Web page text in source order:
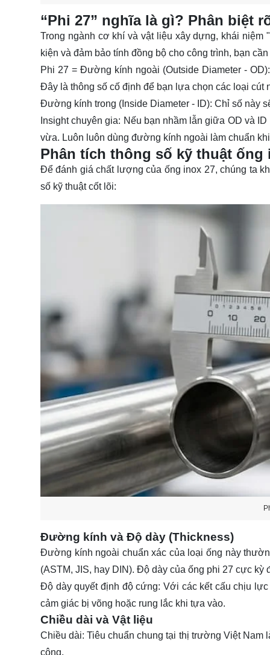
“Phi 27” nghĩa là gì? Phân biệt
Trong ngành cơ khí và vật liệu xây dựng, khái niệm
kiện và đảm bảo tính đồng bộ cho công trình, bạn
Phi 27 = Đường kính ngoài (Outside Diameter - OD):
Đây là thông số cố định để bạn lựa chọn các loại cút
Đường kính trong (Inside Diameter - ID): Chỉ số này
Insight chuyên gia: Nếu bạn nhầm lẫn giữa OD và
vừa. Luôn luôn dùng đường kính ngoài làm chuẩn
Phân tích thông số kỹ thuật ống
Để đánh giá chất lượng của ống inox 27, chúng ta
số kỹ thuật cốt lõi:
Đường kính và Độ dày (Thickness)
Đường kính ngoài chuẩn xác của loại ống này
(ASTM, JIS, hay DIN). Độ dày của ống phi 27 cực kỳ
Độ dày quyết định độ cứng: Với các kết cấu chịu
cảm giác bị võng hoặc rung lắc khi tựa vào.
Chiều dài và Vật liệu
Chiều dài: Tiêu chuẩn chung tại thị trường Việt Nam
công.